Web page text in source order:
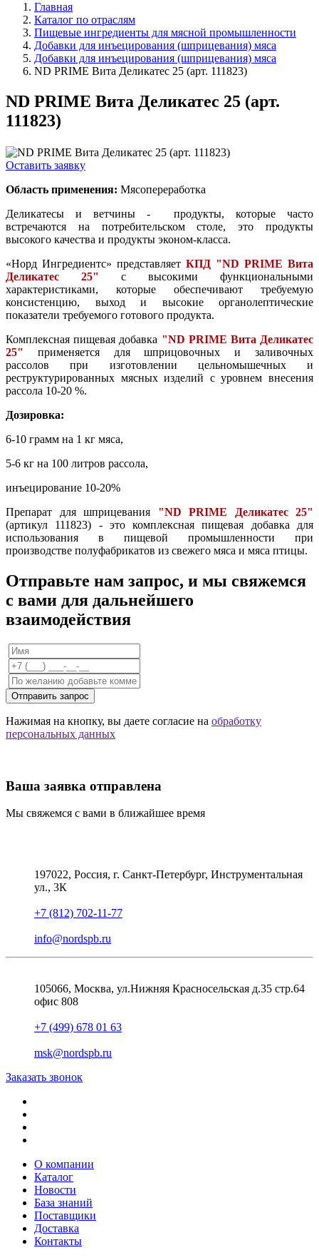
Главная
Каталог по отраслям
Пищевые ингредиенты для мясной промышленности
Добавки для инъецирования (шприцевания) мяса
Добавки для инъецирования (шприцевания) мяса
ND PRIME Вита Деликатес 25 (арт. 111823)
ND PRIME Вита Деликатес 25 (арт.
111823)
Оставить заявку
Область применения: Мясопереработка
Деликатесы и ветчины - продукты, которые часто
встречаются на потребительском столе, это продукты
высокого качества и продукты эконом-класса.
«Норд Ингредиентс» представляет КПД "ND PRIME Вита
Деликатес 25"
с высокими функциональными
характеристиками, которые обеспечивают требуемую
консистенцию, выход и высокие органолептические
показатели требуемого готового продукта.
Комплексная пищевая добавка "ND PRIME Вита Деликатес
25"
применяется для шприцовочных и заливочных
рассолов при изготовлении цельномышечных и
реструктурированных мясных изделий с уровнем внесения
рассола 10-20 %.
Дозировка:
6-10 грамм на 1 кг мяса,
5-6 кг на 100 литров рассола,
инъецирование 10-20%
Препарат для шприцевания "ND PRIME Деликатес 25"
(артикул 111823) - это комплексная пищевая добавка для
использования в пищевой промышленности при
производстве полуфабрикатов из свежего мяса и мяса птицы.
Отправьте нам запрос, и мы свяжемся
с вами для дальнейшего
взаимодействия
Отправить запрос
Нажимая на кнопку, вы даете согласие на обработку
персональных данных
Ваша заявка отправлена
Мы свяжемся с вами в ближайшее время
197022, Россия, г. Санкт-Петербург, Инструментальная
ул., 3К
+7 (812) 702-11-77
info@nordspb.ru
105066, Москва, ул.Нижняя Красносельская д.35 стр.64
офис 808
+7 (499) 678 01 63
msk@nordspb.ru
Заказать звонок
О компании
Каталог
Новости
База знаний
Поставщики
Доставка
Контакты